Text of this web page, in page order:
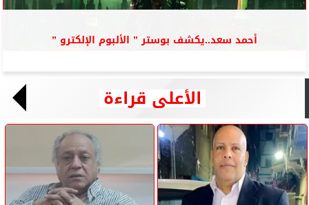
أحمد سعد..يكشف بوستر ” الألبوم الإلكترو ”
الأعلى قراءة